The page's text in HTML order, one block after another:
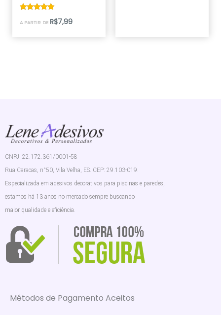
5.00
A PARTIR DE R$7,99
CNPJ: 22.172.361/0001-58
Rua Caracas, n°50, Vila Velha, ES. CEP: 29.103-019.
Especializada em adesivos decorativos para piscinas e paredes,
estamos há 13 anos no mercado sempre buscando
maior qualidade e eficiência.
Métodos de Pagamento Aceitos